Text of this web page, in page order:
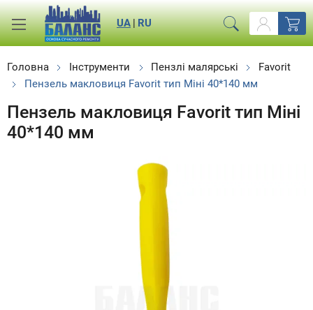
RU
|
UA
Головна Інструменти Пензлі малярські
Favorit
Пензель макловиця Favorit тип Міні 40*140 мм
Пензель макловиця Favorit тип Міні
40*140 мм